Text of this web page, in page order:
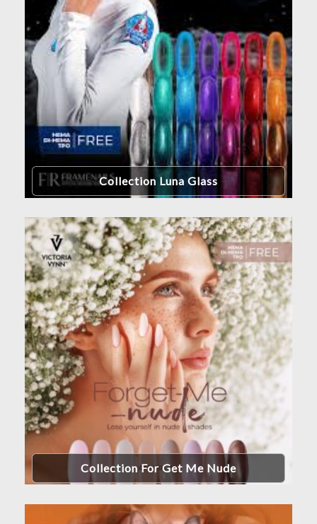
Collection Luna Glass
Collection For Get Me Nude